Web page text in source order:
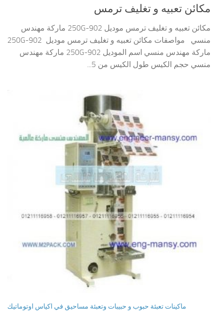
مكائن تعبيه و تغليف ترمس
مكائن تعبيه و تغليف ترمس موديل 902-250G ماركة مهندس
منسي مواصفات مكائن تعبيه و تغليف ترمس موديل 902-250G
ماركة مهندس منسي اسم الموديل 902-250G ماركة مهندس
منسي حجم الكيس طول الكيس من 5...
ماكينات تعبئة حبوب و حبيبات وتعبئة مساحيق في اكياس اوتوماتيك